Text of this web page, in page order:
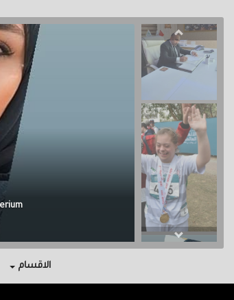
Malak Berri وراء كل نجاح عائلة آمنت بي، واحتوتني، وكانت سندي في أصعب اللحظات.
الاقسام